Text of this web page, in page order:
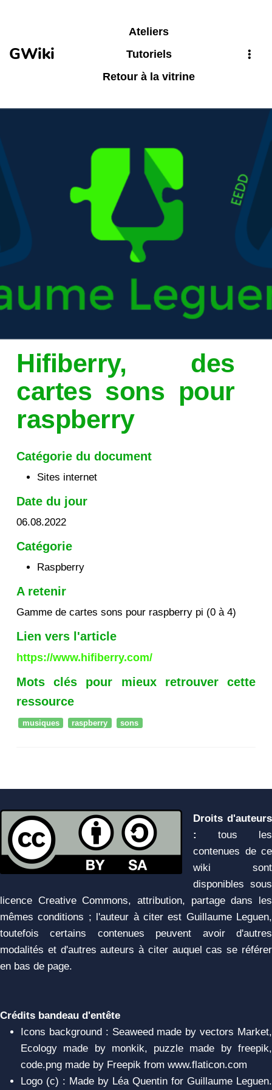
GWiki
Ateliers
Tutoriels
Retour à la vitrine
Hifiberry, des
cartes sons pour
raspberry
Catégorie du document
Sites internet
Date du jour
06.08.2022
Catégorie
Raspberry
A retenir
Gamme de cartes sons pour raspberry pi (0 à 4)
Lien vers l'article
https://www.hifiberry.com/
Mots clés pour mieux retrouver cette
ressource
musiques raspberry sons
Droits d'auteurs
:
tous les
contenues de ce
wiki sont
disponibles sous
licence Creative Commons, attribution, partage dans les
mêmes conditions ; l'auteur à citer est Guillaume Leguen,
toutefois certains contenues peuvent avoir d'autres
modalités et d'autres auteurs à citer auquel cas se référer
en bas de page.
Crédits bandeau d'entête
Icons background : Seaweed made by vectors Market,
Ecology made by monkik, puzzle made by freepik,
code.png made by Freepik from www.flaticon.com
Logo (c) : Made by Léa Quentin for Guillaume Leguen.